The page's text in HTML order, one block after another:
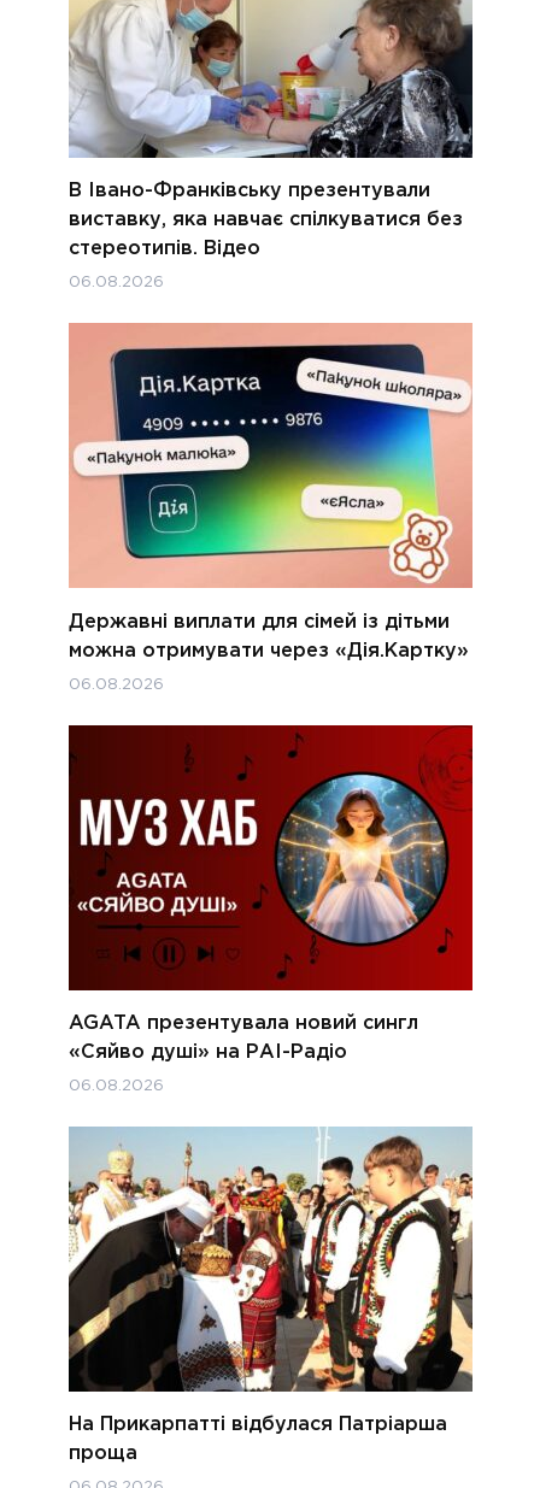
В Івано-Франківську презентували
виставку, яка навчає спілкуватися без
стереотипів. Відео
06.08.2026
Державні виплати для сімей із дітьми
можна отримувати через «Дія.Картку»
06.08.2026
AGATA презентувала новий сингл
«Сяйво душі» на РАІ-Радіо
06.08.2026
На Прикарпатті відбулася Патріарша
проща